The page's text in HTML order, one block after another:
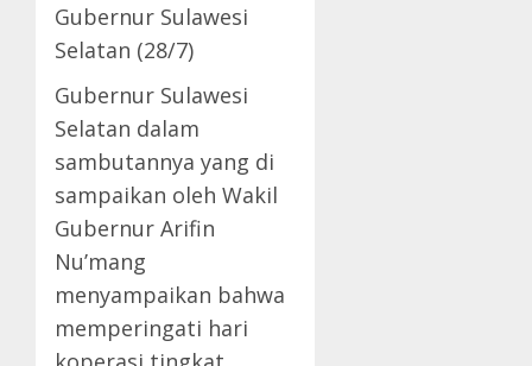
Gubernur Sulawesi
Selatan (28/7)
Gubernur Sulawesi
Selatan dalam
sambutannya yang di
sampaikan oleh Wakil
Gubernur Arifin
Nu’mang
menyampaikan bahwa
memperingati hari